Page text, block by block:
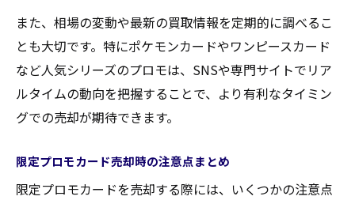
また、相場の変動や最新の買取情報を定期的に調べるこ
とも大切です。特にポケモンカードやワンピースカード
など人気シリーズのプロモは、SNSや専門サイトでリア
ルタイムの動向を把握することで、より有利なタイミン
グでの売却が期待できます。
限定プロモカード売却時の注意点まとめ
限定プロモカードを売却する際には、いくつかの注意点